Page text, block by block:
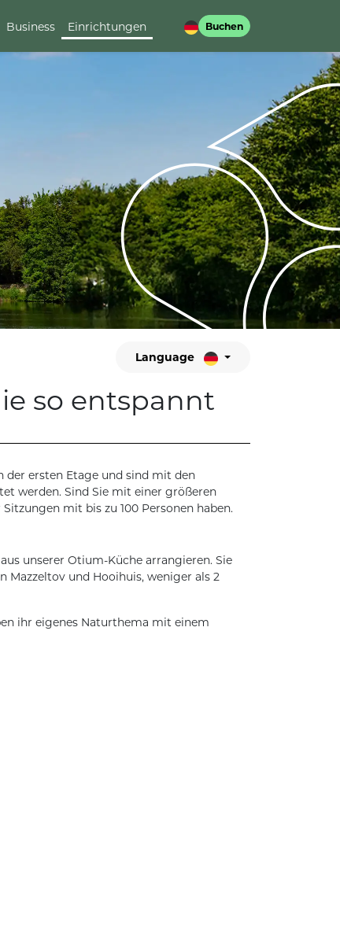
Business Einrichtungen Buchen
Language
so entspannt
der ersten Etage und sind mit den
werden. Sind Sie mit einer größeren
mit bis zu 100 Personen haben.
unserer Otium-Küche arrangieren. Sie
Mazzeltov und Hooihuis, weniger als 2
ihr eigenes Naturthema mit einem